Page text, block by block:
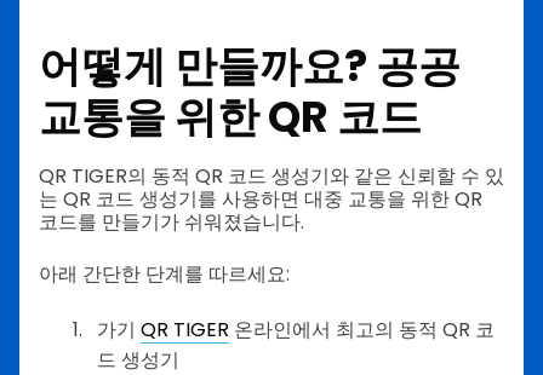
어떻게 만들까요? 공공
교통을 위한 QR 코드
QR TIGER의 동적 QR 코드 생성기와 같은 신뢰할 수 있
는 QR 코드 생성기를 사용하면 대중 교통을 위한 QR
코드를 만들기가 쉬워졌습니다.
아래 간단한 단계를 따르세요:
가기 QR TIGER 온라인에서 최고의 동적 QR 코
드 생성기